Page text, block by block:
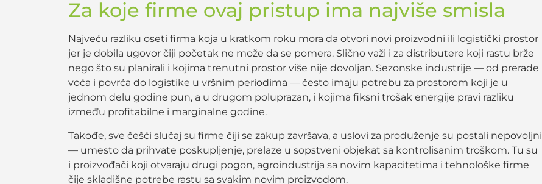
Za koje firme ovaj pristup ima najviše smisla
Najveću razliku oseti firma koja u kratkom roku mora da otvori novi proizvodni ili logistički prostor
jer je dobila ugovor čiji početak ne može da se pomera. Slično važi i za distributere koji rastu brže
nego što su planirali i kojima trenutni prostor više nije dovoljan. Sezonske industrije — od prerade
voća i povrća do logistike u vršnim periodima — često imaju potrebu za prostorom koji je u
jednom delu godine pun, a u drugom poluprazan, i kojima fiksni trošak energije pravi razliku
između profitabilne i marginalne godine.
Takođe, sve češći slučaj su firme čiji se zakup završava, a uslovi za produženje su postali nepovoljni
— umesto da prihvate poskupljenje, prelaze u sopstveni objekat sa kontrolisanim troškom. Tu su
i proizvođači koji otvaraju drugi pogon, agroindustrija sa novim kapacitetima i tehnološke firme
čije skladišne potrebe rastu sa svakim novim proizvodom.